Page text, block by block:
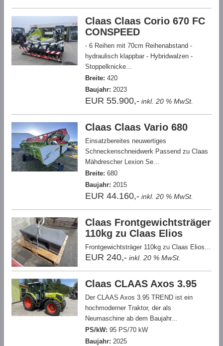
Claas Claas Corio 670 FC
CONSPEED
- 6 Reihen mit 70cm Reihenabstand -
hydraulisch klappbar - Hybridwalzen -
Stoppelknicke...
Breite: 420
Baujahr: 2023
EUR 55.900,- inkl. 20 % MwSt.
Claas Claas Vario 680
Einsatzbereites neuwertiges
Schneckenschneidwerk Passend zu Claas
Mähdrescher Lexion Se...
Breite: 680
Baujahr: 2015
EUR 44.160,- inkl. 20 % MwSt.
Claas Frontgewichtsträger
110kg zu Claas Elios
Frontgewichtsträger 110kg zu Claas Elios...
EUR 240,- inkl. 20 % MwSt.
Claas CLAAS Axos 3.95
Der CLAAS Axos 3.95 TREND ist ein
hochmoderner Traktor, der als
Neumaschine ab dem Baujahr...
PS/kW: 95 PS/70 kW
Baujahr: 2025